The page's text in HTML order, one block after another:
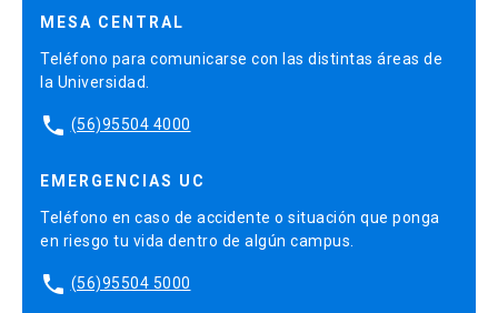
MESA CENTRAL
Teléfono para comunicarse con las distintas áreas de
la Universidad.
phone (56)95504 4000
EMERGENCIAS UC
Teléfono en caso de accidente o situación que ponga
en riesgo tu vida dentro de algún campus.
phone (56)95504 5000